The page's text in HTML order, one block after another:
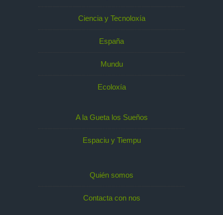
Ciencia y Tecnoloxía
España
Mundu
Ecoloxía
A la Gueta los Sueños
Espaciu y Tiempu
Quién somos
Contacta con nos